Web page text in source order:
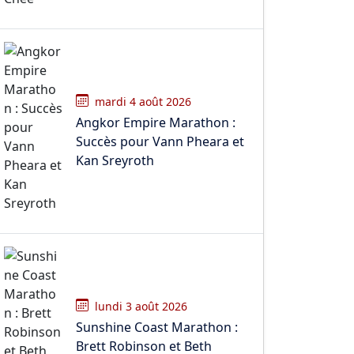
mardi 4 août 2026
Angkor Empire Marathon :
Succès pour Vann Pheara et
Kan Sreyroth
lundi 3 août 2026
Sunshine Coast Marathon :
Brett Robinson et Beth